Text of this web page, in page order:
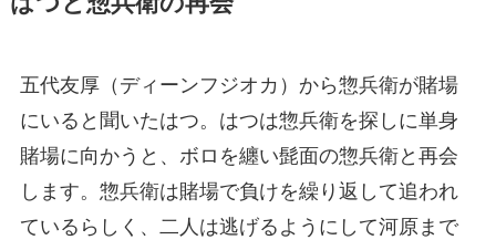
五代友厚（ディーンフジオカ）から惣兵衛が賭場
にいると聞いたはつ。はつは惣兵衛を探しに単身
賭場に向かうと、ボロを纏い髭面の惣兵衛と再会
します。惣兵衛は賭場で負けを繰り返して追われ
ているらしく、二人は逃げるようにして河原まで